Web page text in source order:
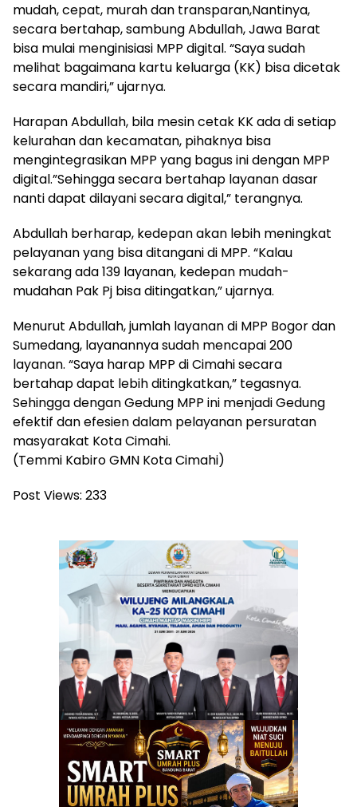
mudah, cepat, murah dan transparan,Nantinya,
secara bertahap, sambung Abdullah, Jawa Barat
bisa mulai menginisiasi MPP digital. “Saya sudah
melihat bagaimana kartu keluarga (KK) bisa dicetak
secara mandiri,” ujarnya.
Harapan Abdullah, bila mesin cetak KK ada di setiap
kelurahan dan kecamatan, pihaknya bisa
mengintegrasikan MPP yang bagus ini dengan MPP
digital.”Sehingga secara bertahap layanan dasar
nanti dapat dilayani secara digital,” terangnya.
Abdullah berharap, kedepan akan lebih meningkat
pelayanan yang bisa ditangani di MPP. “Kalau
sekarang ada 139 layanan, kedepan mudah-
mudahan Pak Pj bisa ditingatkan,” ujarnya.
Menurut Abdullah, jumlah layanan di MPP Bogor dan
Sumedang, layanannya sudah mencapai 200
layanan. “Saya harap MPP di Cimahi secara
bertahap dapat lebih ditingkatkan,” tegasnya.
Sehingga dengan Gedung MPP ini menjadi Gedung
efektif dan efesien dalam pelayanan persuratan
masyarakat Kota Cimahi.
(Temmi Kabiro GMN Kota Cimahi)
Post Views: 233